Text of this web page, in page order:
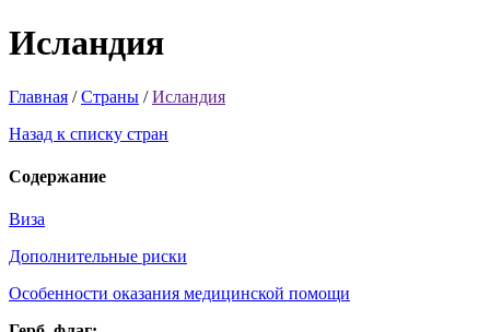
Исландия
Главная /Страны /Исландия
Назад к списку стран
Содержание
Виза
Дополнительные риски
Особенности оказания медицинской помощи